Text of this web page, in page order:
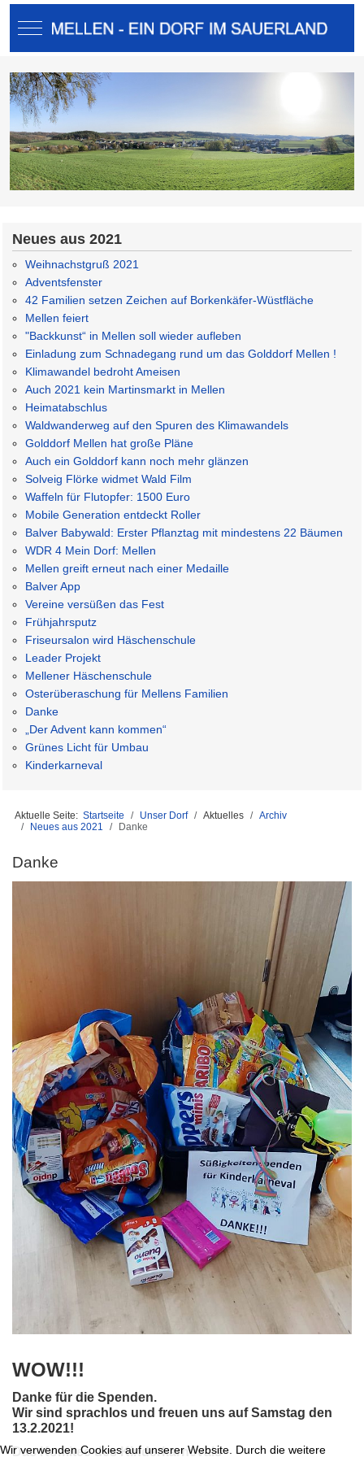
Mobile Menu Toggle
Neues aus 2021
Weihnachstgruß 2021
Adventsfenster
42 Familien setzen Zeichen auf Borkenkäfer-Wüstfläche
Mellen feiert
"Backkunst“ in Mellen soll wieder aufleben
Einladung zum Schnadegang rund um das Golddorf Mellen !
Klimawandel bedroht Ameisen
Auch 2021 kein Martinsmarkt in Mellen
Heimatabschlus
Waldwanderweg auf den Spuren des Klimawandels
Golddorf Mellen hat große Pläne
Auch ein Golddorf kann noch mehr glänzen
Solveig Flörke widmet Wald Film
Waffeln für Flutopfer: 1500 Euro
Mobile Generation entdeckt Roller
Balver Babywald: Erster Pflanztag mit mindestens 22 Bäumen
WDR 4 Mein Dorf: Mellen
Mellen greift erneut nach einer Medaille
Balver App
Vereine versüßen das Fest
Frühjahrsputz
Friseursalon wird Häschenschule
Leader Projekt
Mellener Häschenschule
Osterüberaschung für Mellens Familien
Danke
„Der Advent kann kommen“
Grünes Licht für Umbau
Kinderkarneval
Aktuelle Seite: Startseite Unser Dorf Aktuelles
Archiv
Neues aus 2021
Danke
Danke
WOW!!!
Danke für die Spenden.
Wir sind sprachlos und freuen uns auf Samstag den
13.2.2021!
Das Komitee des Kinderkarnevals
Wir verwenden Cookies auf unserer Website. Durch die weitere